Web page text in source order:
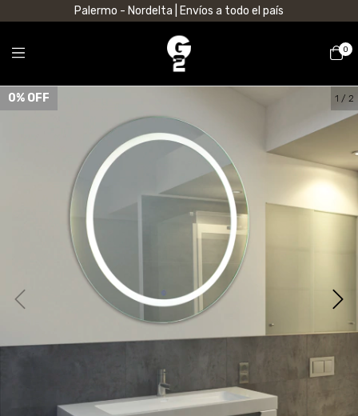
Palermo - Nordelta | Envíos a todo el país
0
0% OFF 1 / 2